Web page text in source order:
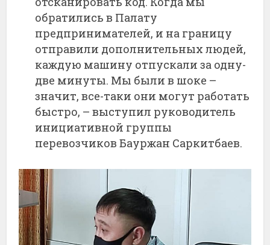
обратились в Палату
предпринимателей, и на границу
отправили дополнительных людей,
каждую машину отпускали за одну-
две минуты. Мы были в шоке –
значит, все-таки они могут работать
быстро, – выступил руководитель
инициативной группы
перевозчиков Бауржан Саркитбаев.